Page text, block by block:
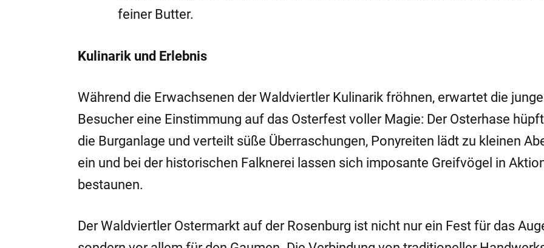
feiner Butter.
Kulinarik und Erlebnis
Während die Erwachsenen der Waldviertler Kulinarik fröhnen, erwartet die
Besucher eine Einstimmung auf das Osterfest voller Magie: Der Osterhase
die Burganlage und verteilt süße Überraschungen, Ponyreiten lädt zu kleinen
ein und bei der historischen Falknerei lassen sich imposante Greifvögel in
bestaunen.
Der Waldviertler Ostermarkt auf der Rosenburg ist nicht nur ein Fest für das